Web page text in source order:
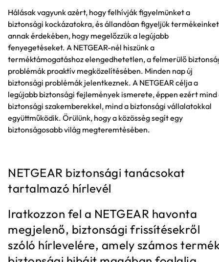
Hálásak vagyunk azért, hogy felhívják figyelmünket a
biztonsági kockázatokra, és állandóan figyeljük termékeinket
annak érdekében, hogy megelőzzük a legújabb
fenyegetéseket. A NETGEAR-nél hiszünk a
terméktámogatáshoz elengedhetetlen, a felmerülő
problémák proaktív megközelítésében. Minden nap új
biztonsági problémák jelentkeznek. A NETGEAR célja a
legújabb biztonsági fejlemények ismerete, éppen ezért mind
biztonsági szakemberekkel, mind a biztonsági vállalatokkal
együttműködik. Örülünk, hogy a közösség segít egy
biztonságosabb világ megteremtésében.
NETGEAR biztonsági tanácsokat
tartalmazó hírlevél
Iratkozzon fel a NETGEAR havonta
megjelenő, biztonsági frissítésekről
szóló hírlevelére, amely számos